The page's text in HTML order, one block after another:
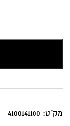
מק"ט: 4100141100